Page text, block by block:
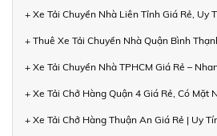
+ Xe Tải Chuyển Nhà Liên Tỉnh Giá Rẻ, Uy
+ Thuê Xe Tải Chuyển Nhà Quận Bình
+ Xe Tải Chuyển Nhà TPHCM Giá Rẻ –
+ Xe Tải Chở Hàng Quận 4 Giá Rẻ, Có Mặt
+ Xe Tải Chở Hàng Thuận An Giá Rẻ | Uy